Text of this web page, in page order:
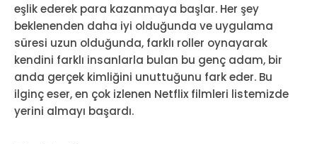
eşlik ederek para kazanmaya başlar. Her şey
beklenenden daha iyi olduğunda ve uygulama
süresi uzun olduğunda, farklı roller oynayarak
kendini farklı insanlarla bulan bu genç adam, bir
anda gerçek kimliğini unuttuğunu fark eder. Bu
ilginç eser, en çok izlenen Netflix filmleri listemizde
yerini almayı başardı.